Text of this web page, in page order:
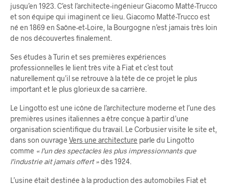
jusqu’en 1923. C’est l’architecte-ingénieur Giacomo Matté-Trucco
et son équipe qui imaginent ce lieu. Giacomo Matté-Trucco est
né en 1869 en Saône-et-Loire, la Bourgogne n’est jamais très loin
de nos découvertes finalement.
Ses études à Turin et ses premières expériences
professionnelles le lient très vite à Fiat et c’est tout
naturellement qu’il se retrouve à la tête de ce projet le plus
important et le plus glorieux de sa carrière.
Le Lingotto est une icône de l’architecture moderne et l’une des
premières usines italiennes a être conçue à partir d’une
organisation scientifique du travail. Le Corbusier visite le site et,
dans son ouvrage Vers une architecture parle du Lingotto
comme « l’un des spectacles les plus impressionnants que
l’industrie ait jamais offert »dès 1924.
L’usine était destinée à la production des automobiles Fiat et